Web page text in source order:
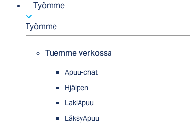
Työmme
Työmme
Tuemme verkossa
Apuu-chat
Hjälpen
LakiApuu
LäksyApuu